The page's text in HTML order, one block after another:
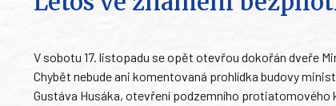
V sobotu 17. listopadu se opět otevřou dokořán dveře
Chybět nebude ani komentovaná prohlídka budovy
Gustáva Husáka, otevření podzemního protiatomového